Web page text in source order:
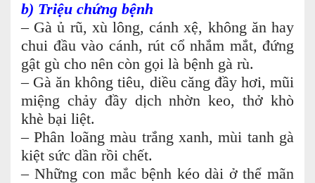
b) Triệu chứng bệnh
– Gà ủ rũ, xù lông, cánh xệ, không ăn hay
chui đầu vào cánh, rút cổ nhắm mắt, đứng
gật gù cho nên còn gọi là bệnh gà rù.
– Gà ăn không tiêu, diều căng đầy hơi, mũi
miệng chảy đầy dịch nhờn keo, thở khò
khè bại liệt.
– Phân loãng màu trắng xanh, mùi tanh gà
kiệt sức dần rồi chết.
– Những con mắc bệnh kéo dài ở thể mãn